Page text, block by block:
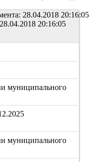
28.04.2018 20:16:05
20:16:05
муниципального
муниципального